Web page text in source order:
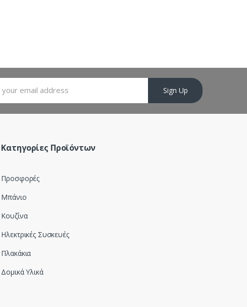
Sign Up
Κατηγορίες Προϊόντων
Προσφορές
Μπάνιο
Κουζίνα
Ηλεκτρικές Συσκευές
Πλακάκια
Δομικά Υλικά